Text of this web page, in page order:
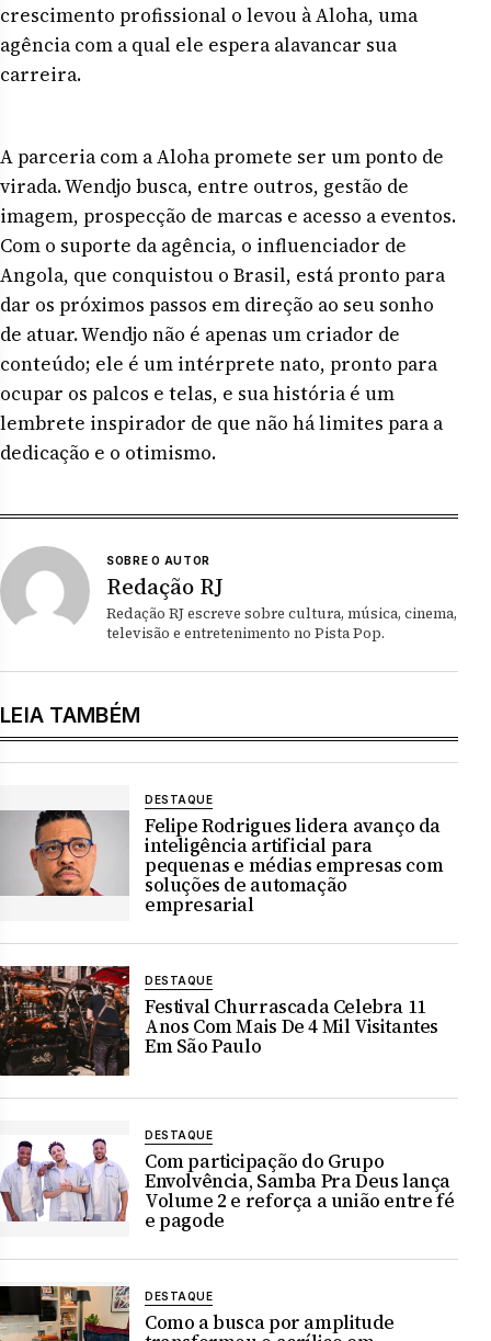
crescimento profissional o levou à Aloha, uma
agência com a qual ele espera alavancar sua
carreira.
A parceria com a Aloha promete ser um ponto de
virada. Wendjo busca, entre outros, gestão de
imagem, prospecção de marcas e acesso a eventos.
Com o suporte da agência, o influenciador de
Angola, que conquistou o Brasil, está pronto para
dar os próximos passos em direção ao seu sonho
de atuar. Wendjo não é apenas um criador de
conteúdo; ele é um intérprete nato, pronto para
ocupar os palcos e telas, e sua história é um
lembrete inspirador de que não há limites para a
dedicação e o otimismo.
SOBRE O AUTOR
Redação RJ
Redação RJ escreve sobre cultura, música, cinema,
televisão e entretenimento no Pista Pop.
LEIA TAMBÉM
DESTAQUE
Felipe Rodrigues lidera avanço da
inteligência artificial para
pequenas e médias empresas com
soluções de automação
empresarial
DESTAQUE
Festival Churrascada Celebra 11
Anos Com Mais De 4 Mil Visitantes
Em São Paulo
DESTAQUE
Com participação do Grupo
Envolvência, Samba Pra Deus lança
Volume 2 e reforça a união entre fé
e pagode
DESTAQUE
Como a busca por amplitude